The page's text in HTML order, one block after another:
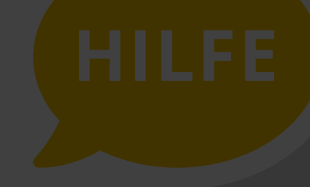
HILFE